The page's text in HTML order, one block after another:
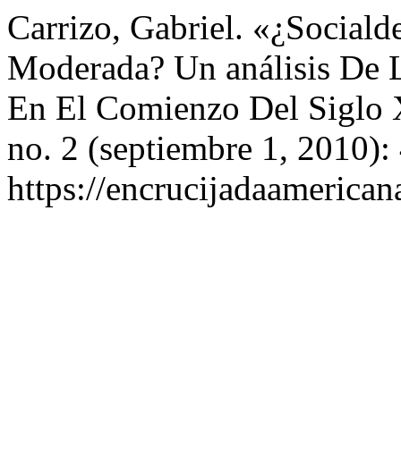
Carrizo, Gabriel.
Moderada? Un análisis De
En El Comienzo Del
no. 2 (septiembre 1,
https://